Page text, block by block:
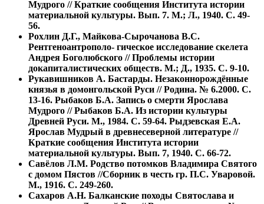
Мудрого // Краткие сообщения Института истории
материальной культуры. Вып. 7. М.; Л., 1940. С. 49-
56.
Рохлин Д.Г., Майкова-Сырочанова В.С.
Рентгеноантрополо- гическое исследование скелета
Андрея Боголюбского // Проблемы истории
докапиталистических обществ. М.; Д., 1935. С. 9-10.
Рукавишников А. Бастарды. Незаконнорождённые
князья в домонгольской Руси // Родина. № 6.2000. С.
13-16. Рыбаков Б.А. Запись о смерти Ярослава
Мудрого // Рыбаков Б.А. Из истории культуры
Древней Руси. М., 1984. С. 59-64. Рыдзевская Е.А.
Ярослав Мудрый в древнесеверной литературе //
Краткие сообщения Института истории
материальной культуры. Вып. 7, 1940. С. 66-72.
Савёлов Л.М. Родство потомков Владимира Святого
с домом Пястов //Сборник в честь гр. П.С. Уваровой.
М., 1916. С. 249-260.
Сахаров А.Н. Балканские походы Святослава и